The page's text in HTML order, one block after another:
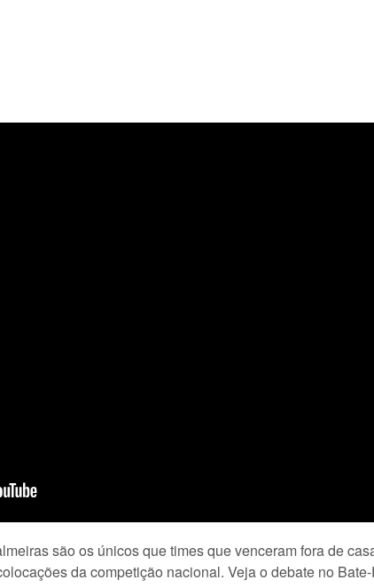
são os únicos que times que venceram fora de
da competição nacional. Veja o debate no